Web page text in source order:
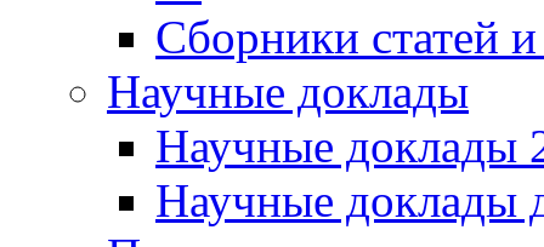
Сборники статей
Научные доклады
Научные доклады
Научные доклады